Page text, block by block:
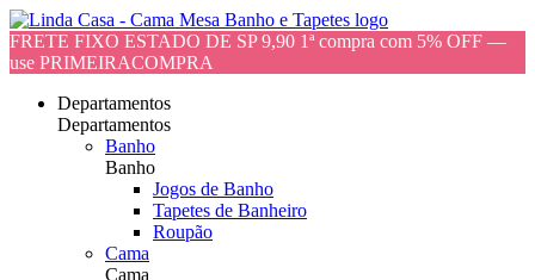
FRETE FIXO ESTADO DE SP 9,90 1ª compra com 5% OFF —
use PRIMEIRACOMPRA
Departamentos
Departamentos
Banho
Banho
Jogos de Banho
Tapetes de Banheiro
Roupão
Cama
Cama